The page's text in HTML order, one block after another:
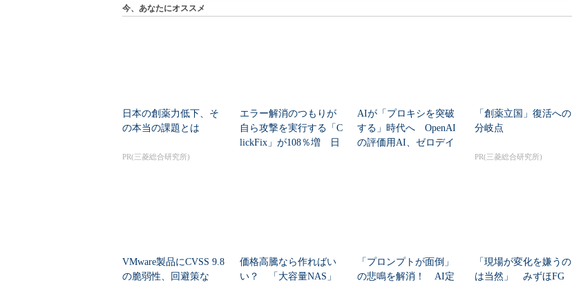
今、あなたにオススメ
日本の創薬力低下、そ
の本当の課題とは
PR(三菱総合研究所)
エラー解消のつもりが
自ら攻撃を実行する「C
lickFix」が108％増 日
AIが「プロキシを突破
する」時代へ OpenAI
の評価用AI、ゼロデイ
「創薬立国」復活への
分岐点
PR(三菱総合研究所)
VMware製品にCVSS 9.8
の脆弱性、回避策な
価格高騰なら作ればい
い？ 「大容量NAS」
「プロンプトが面倒」
の悲鳴を解消！ AI定
「現場が変化を嫌うの
は当然」 みずほFG